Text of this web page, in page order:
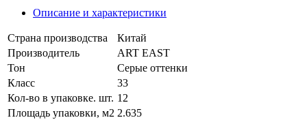
Описание и характеристики
Страна производства
Китай
Производитель
ART EAST
Тон
Серые оттенки
Класс
33
Кол-во в упаковке. шт. 12
Площадь упаковки, м2 2.635